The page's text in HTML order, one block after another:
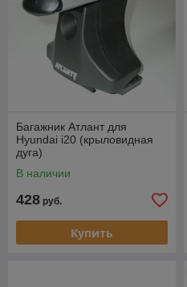
Багажник Атлант для
Hyundai i20 (крыловидная
дуга)
В наличии
428 руб.
Купить